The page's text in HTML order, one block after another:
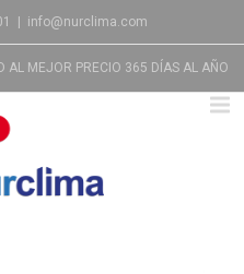
info@nurclima.com
AL MEJOR PRECIO 365 DÍAS AL AÑO